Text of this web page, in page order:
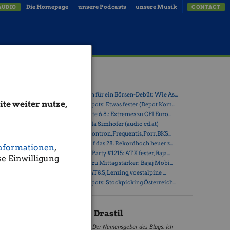
weiter nutze,
,
Einwilligung
Die Homepage unsere Podcasts unsere Musik CONTACT
in
und
einen
Ralf
es tun.
» Zehn Vokabeln für ein Börsen-Debüt: Wie As...
» Österreich-Depots: Etwas fester (Depot Kom...
» Börsegeschichte 6.8.: Extremes zu CPI Euro...
» Nachlese: Linda Simhofer (audio cd.at)
» PIR-News zu Kontron, Frequentis, Porr, BKS...
» ATX steuert auf das 28. Rekordhoch heuer z...
» Wiener Börse Party #1215: ATX fester, Baja...
» Wiener Börse zu Mittag stärker: Bajaj Mobi...
» ATX-Trends: AT&S, Lenzing, voestalpine ...
» Österreich-Depots: Stockpicking Österreich...
Christian Drastil
Der Namensgeber des Blogs. Ich